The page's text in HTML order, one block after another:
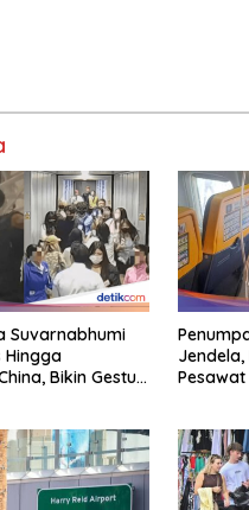
Suvarnabhumi
Hingga
Bikin Gestur